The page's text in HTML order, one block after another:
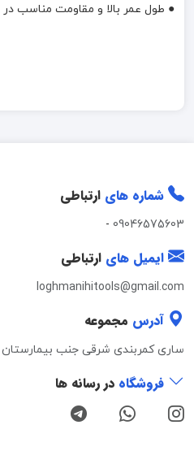
● طول عمر بالا و مقاومت مناسب
شماره های ارتباطی
09046575603
-
ایمیل های ارتباطی
loghmanihitools@gmail.com
آدرس مجموعه
ساری کمربندی شرقی جنب بیمارستان
فروشگاه در رسانه ها